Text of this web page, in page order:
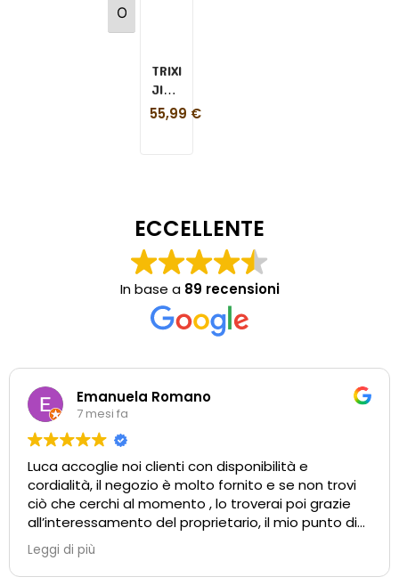
TRIXIE
JIMMY
CUSCINO
NERO
55,99 €
ECCELLENTE
In base a 89 recensioni
Emanuela Romano
7 mesi fa
Luca accoglie noi clienti con disponibilità e
cordialità, il negozio è molto fornito e se non trovi
ciò che cerchi al momento , lo troverai poi grazie
all’interessamento del proprietario, il mio punto di
riferimento per il mio Simba, consigliatissimo
Leggi di più